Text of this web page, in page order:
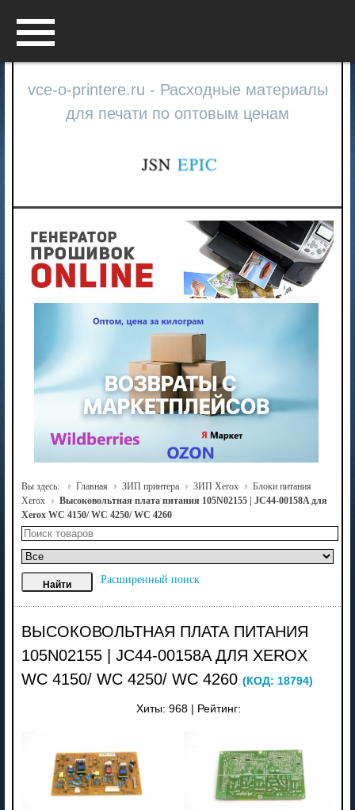
vce-o-printere.ru - Расходные материалы
для печати по оптовым ценам
Вы здесь: Главная ЗИП принтера ЗИП Xerox
Блоки питания
Xerox
Высоковольтная плата питания 105N02155 | JC44-00158A для
Xerox WC 4150/ WC 4250/ WC 4260
Расширенный поиск
ВЫСОКОВОЛЬТНАЯ ПЛАТА ПИТАНИЯ
105N02155 | JC44-00158A ДЛЯ XEROX
WC 4150/ WC 4250/ WC 4260 (КОД: 18794)
Хиты: 968 Рейтинг: